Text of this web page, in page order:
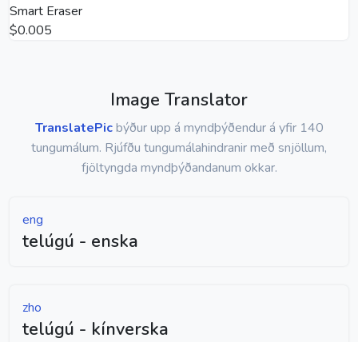
Smart Eraser
$0.005
Image Translator
TranslatePicbýður upp á myndþýðendur á yfir 140
tungumálum. Rjúfðu tungumálahindranir með snjöllum,
fjöltyngda myndþýðandanum okkar.
eng
telúgú - enska
zho
telúgú - kínverska